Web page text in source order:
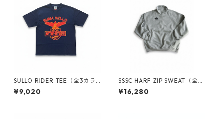
SULLO RIDER TEE（全3カラ
ー）1820301040
¥9,020
SSSC HARF ZIP SWEAT（全２
カラー）1733001038
¥16,280